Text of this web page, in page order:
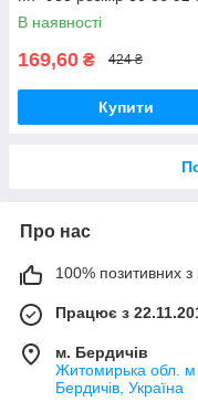
В наявності
169,60 ₴ 424 ₴
Купити
Про нас
100% позитивних з
Працює з
м. Бердичів
Житомирька обл. м
Бердичів, Україна